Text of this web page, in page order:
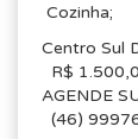
Cozinha;
Centro Sul
R$
AGENDE
(46)